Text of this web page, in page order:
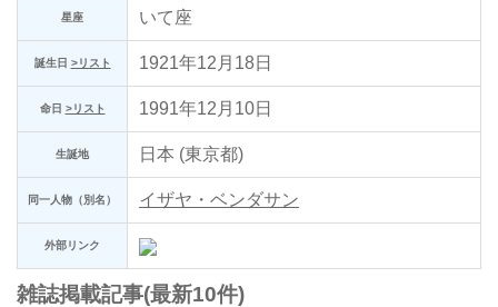
星座 いて座
誕生日 >リスト 1921年12月18日
命日 >リスト 1991年12月10日
生誕地 日本 (東京都)
同一人物（別名） イザヤ・ベンダサン
外部リンク
雑誌掲載記事(最新10件)